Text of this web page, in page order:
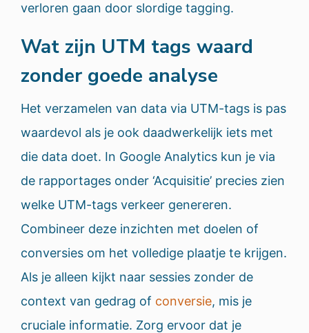
verloren gaan door slordige tagging.
Wat zijn UTM tags waard
zonder goede analyse
Het verzamelen van data via UTM-tags is pas
waardevol als je ook daadwerkelijk iets met
die data doet. In Google Analytics kun je via
de rapportages onder ‘Acquisitie’ precies zien
welke UTM-tags verkeer genereren.
Combineer deze inzichten met doelen of
conversies om het volledige plaatje te krijgen.
Als je alleen kijkt naar sessies zonder de
context van gedrag of conversie, mis je
cruciale informatie. Zorg ervoor dat je